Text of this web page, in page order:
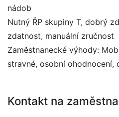
nádob
Nutný ŘP skupiny T, dobrý
zdatnost, manuální zručnost
Zaměstnanecké výhody:
stravné, osobní ohodnocení,
Kontakt na